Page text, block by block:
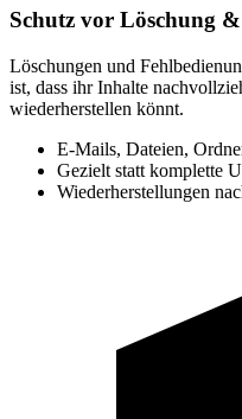
Schutz vor Löschung
Löschungen und
ist, dass ihr Inhalte
wiederherstellen könnt.
E-Mails, Dateien,
Gezielt statt komplette
Wiederherstellungen